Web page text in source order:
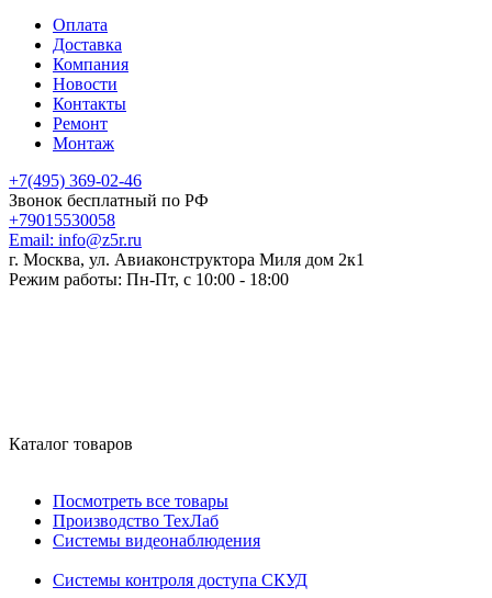
Оплата
Доставка
Компания
Новости
Контакты
Ремонт
Монтаж
+7(495) 369-02-46
Звонок бесплатный по РФ
+79015530058
Email: info@z5r.ru
г. Москва, ул. Авиаконструктора Миля дом 2к1
Режим работы: Пн-Пт, с 10:00 - 18:00
Каталог товаров
Посмотреть все товары
Производство ТехЛаб
Системы видеонаблюдения
Системы контроля доступа СКУД